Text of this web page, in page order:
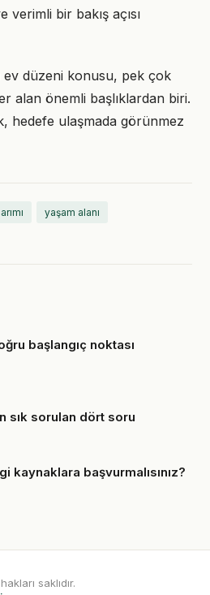
bir bakış açısı
ev düzeni konusu, pek çok
alan önemli başlıklardan biri.
hedefe ulaşmada görünmez
yaşam alanı
başlangıç noktası
sık sorulan dört soru
kaynaklara başvurmalısınız?
saklıdır.